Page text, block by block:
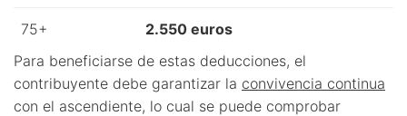
75+
2.550 euros
Para beneficiarse de estas deducciones, el
contribuyente debe garantizar la convivencia continua
con el ascendiente, lo cual se puede comprobar